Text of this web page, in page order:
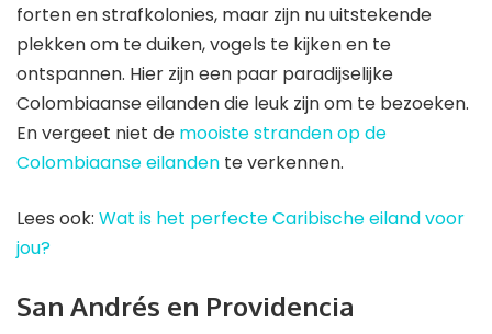
forten en strafkolonies, maar zijn nu uitstekende
plekken om te duiken, vogels te kijken en te
ontspannen. Hier zijn een paar paradijselijke
Colombiaanse eilanden die leuk zijn om te bezoeken.
En vergeet niet de mooiste stranden op de
Colombiaanse eilanden te verkennen.
Lees ook: Wat is het perfecte Caribische eiland voor
jou?
San Andrés en Providencia